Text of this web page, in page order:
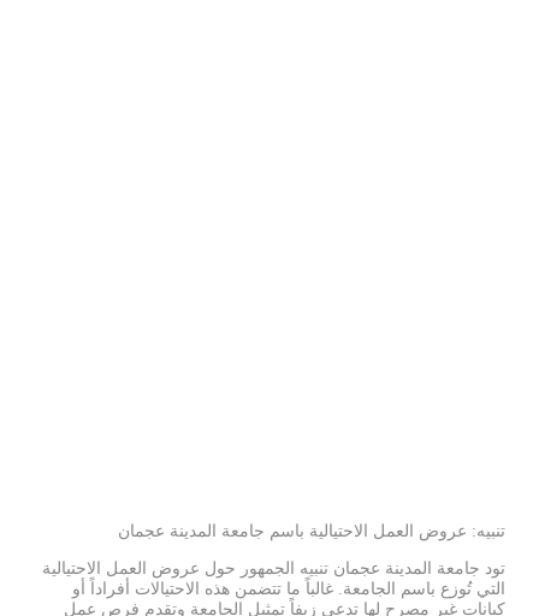
تنبيه: عروض العمل الاحتيالية باسم جامعة المدينة عجمان
تود جامعة المدينة عجمان تنبيه الجمهور حول عروض العمل الاحتيالية
التي تُوزع باسم الجامعة. غالباً ما تتضمن هذه الاحتيالات أفراداً أو
كيانات غير مصرح لها تدعي زيفاً تمثيل الجامعة وتقدم فرص عمل